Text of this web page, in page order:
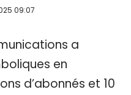
09:07
a
en
d’abonnés et 10